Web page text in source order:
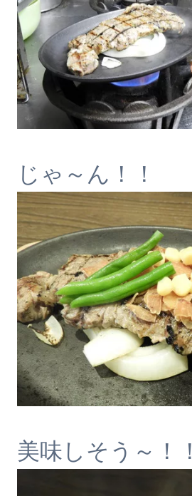
じゃ～ん！！
美味しそう～！！